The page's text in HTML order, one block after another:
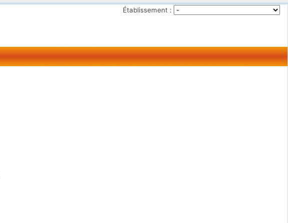
Établissement :